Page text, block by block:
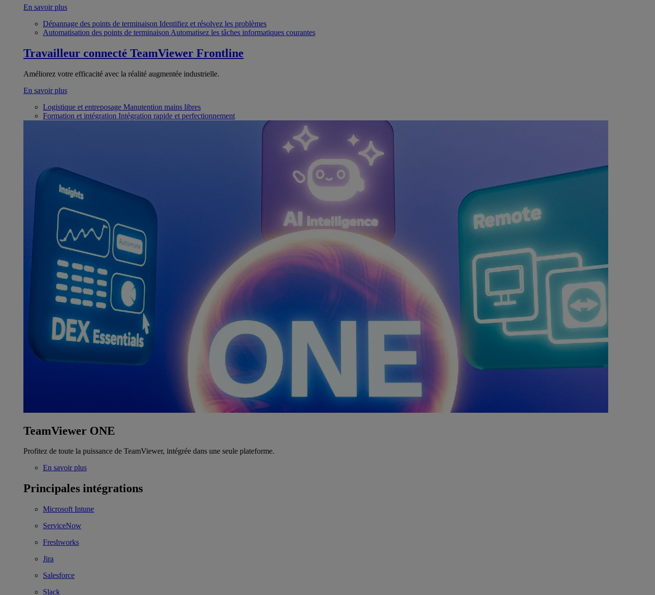
En savoir plus
Dépannage des points de terminaison Identifiez et résolvez les problèmes
Automatisation des points de terminaison Automatisez les tâches informatiques courantes
Travailleur connecté TeamViewer Frontline
Améliorez votre efficacité avec la réalité augmentée industrielle.
En savoir plus
Logistique et entreposage Manutention mains libres
Formation et intégration Intégration rapide et perfectionnement
TeamViewer ONE
Profitez de toute la puissance de TeamViewer, intégrée dans une seule plateforme.
En savoir plus
Principales intégrations
Microsoft Intune
ServiceNow
Freshworks
Jira
Salesforce
Slack